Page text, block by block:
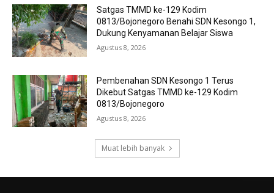
Satgas TMMD ke-129 Kodim
0813/Bojonegoro Benahi SDN Kesongo 1,
Dukung Kenyamanan Belajar Siswa
Agustus 8, 2026
Pembenahan SDN Kesongo 1 Terus
Dikebut Satgas TMMD ke-129 Kodim
0813/Bojonegoro
Agustus 8, 2026
Muat lebih banyak